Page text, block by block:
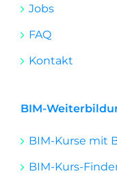
Jobs
FAQ
Kontakt
BIM-
BIM-Kurse mit
BIM-Kurs-